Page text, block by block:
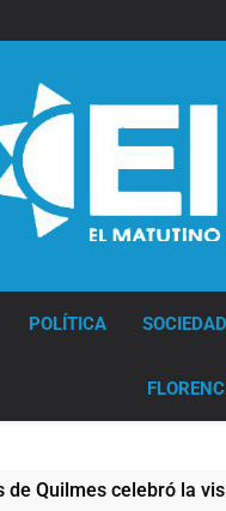
POLÍTICA SOCIEDAD
celebró la visita del